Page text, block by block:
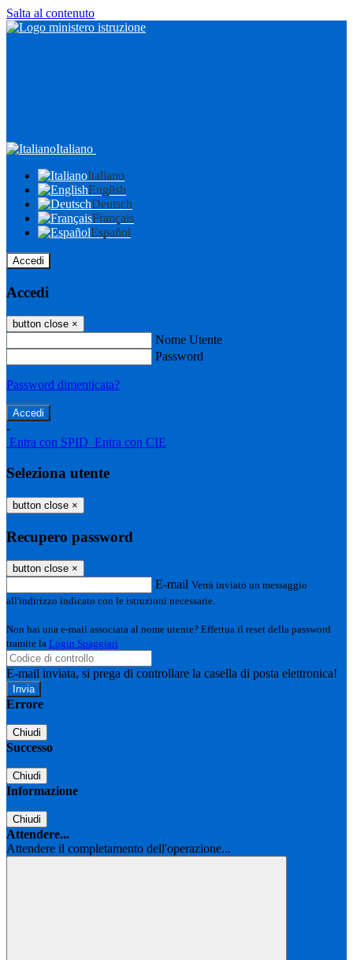
Salta al contenuto
Italiano
Italiano
English
Deutsch
Français
Español
Accedi
Accedi
button close ×
Nome Utente
Password
Password dimenticata?
-
Entra con SPID Entra con CIE
Seleziona utente
button close ×
Recupero password
button close ×
E-mail Verrà inviato un messaggio
all'indirizzo indicato con le istruzioni necessarie.
Non hai una e-mail associata al nome utente? Effettua il reset della password
tramite la Login Spaggiari
E-mail inviata, si prega di controllare la casella di posta elettronica!
Errore
Chiudi
Successo
Chiudi
Informazione
Chiudi
Attendere...
Attendere il completamento dell'operazione...